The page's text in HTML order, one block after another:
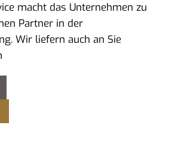
macht das Unternehmen zu
Partner in der
Wir liefern auch an Sie